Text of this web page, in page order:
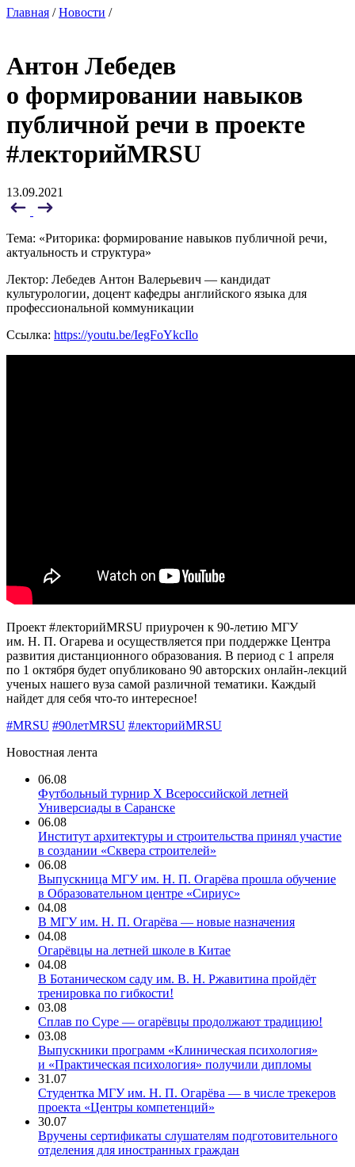
Главная /Новости /
Антон Лебедев
о формировании навыков
публичной речи в проекте
#лекторийMRSU
13.09.2021
Тема: «Риторика: формирование навыков публичной речи,
актуальность и структура»
Лектор: Лебедев Антон Валерьевич — кандидат
культурологии, доцент кафедры английского языка для
профессиональной коммуникации
Ссылка: https://youtu.be/IegFoYkcIlo
Проект #лекторийMRSU приурочен к 90-летию МГУ
им. Н. П. Огарева и осуществляется при поддержке Центра
развития дистанционного образования. В период с 1 апреля
по 1 октября будет опубликовано 90 авторских онлайн-лекций
ученых нашего вуза самой различной тематики. Каждый
найдет для себя что-то интересное!
#MRSU #90летMRSU #лекторийMRSU
Новостная лента
06.08
Футбольный турнир X Всероссийской летней
Универсиады в Саранске
06.08
Институт архитектуры и строительства принял участие
в создании «Сквера строителей»
06.08
Выпускница МГУ им. Н. П. Огарёва прошла обучение
в Образовательном центре «Сириус»
04.08
В МГУ им. Н. П. Огарёва — новые назначения
04.08
Огарёвцы на летней школе в Китае
04.08
В Ботаническом саду им. В. Н. Ржавитина пройдёт
тренировка по гибкости!
03.08
Сплав по Суре — огарёвцы продолжают традицию!
03.08
Выпускники программ «Клиническая психология»
и «Практическая психология» получили дипломы
31.07
Студентка МГУ им. Н. П. Огарёва — в числе трекеров
проекта «Центры компетенций»
30.07
Вручены сертификаты слушателям подготовительного
отделения для иностранных граждан